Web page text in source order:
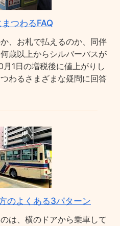
つわるFAQ
、お札で払えるのか、同伴
歳以上からシルバーパスが
1日の増税後に値上がりし
わるさまざまな疑問に回答
のよくある3パターン
は、横のドアから乗車して